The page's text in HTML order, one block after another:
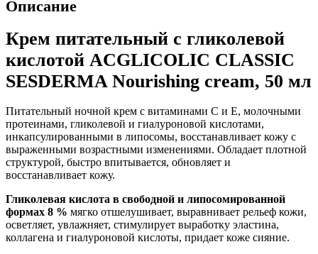
Описание
Крем питательный с гликолевой
кислотой ACGLICOLIC CLASSIC
SESDERMA Nourishing cream, 50 мл
Питательный ночной крем с витаминами С и Е, молочными
протеинами, гликолевой и гиалуроновой кислотами,
инкапсулированными в липосомы, восстанавливает кожу с
выраженными возрастными изменениями. Обладает плотной
структурой, быстро впитывается, обновляет и
восстанавливает кожу.
Гликолевая кислота в свободной и липосомированной
формах 8 % мягко отшелушивает, выравнивает рельеф кожи,
осветляет, увлажняет, стимулирует выработку эластина,
коллагена и гиалуроновой кислоты, придает коже сияние.